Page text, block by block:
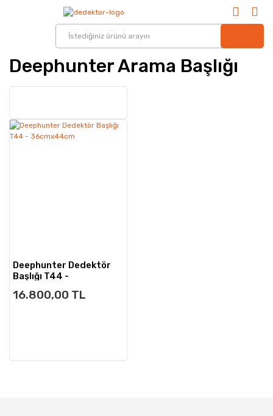
Deephunter Arama Başlığı
Deephunter Dedektör
Başlığı T44 -
16.800,00 TL